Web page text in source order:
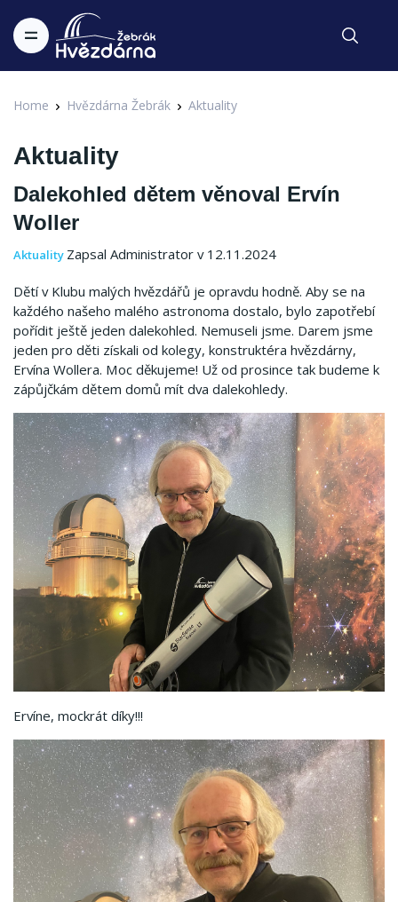
Home Hvězdárna Žebrák Aktuality
Aktuality
Dalekohled dětem věnoval Ervín
Woller
Aktuality Zapsal Administrator v 12.11.2024
Dětí v Klubu malých hvězdářů je opravdu hodně. Aby se na
každého našeho malého astronoma dostalo, bylo zapotřebí
pořídit ještě jeden dalekohled. Nemuseli jsme. Darem jsme
jeden pro děti získali od kolegy, konstruktéra hvězdárny,
Ervína Wollera. Moc děkujeme! Už od prosince tak budeme k
zápůjčkám dětem domů mít dva dalekohledy.
Ervíne, mockrát díky!!!